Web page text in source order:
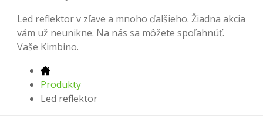
Led reflektor v zľave a mnoho ďalšieho. Žiadna akcia
vám už neunikne. Na nás sa môžete spoľahnúť.
Vaše Kimbino.
Produkty
Led reflektor